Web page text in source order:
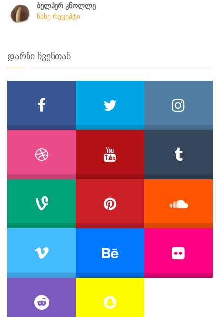
ბელპერ კნოლლე
ნახე რეცეპტი
დარჩი ჩვენთან